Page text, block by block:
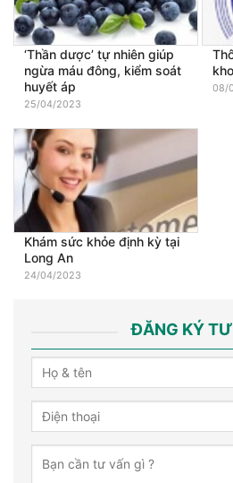
‘Thần dược’ tự nhiên giúp
ngừa máu đông, kiểm soát
huyết áp
25/04/2023
08/
Khám sức khỏe định kỳ tại
Long An
24/04/2023
ĐĂNG KÝ